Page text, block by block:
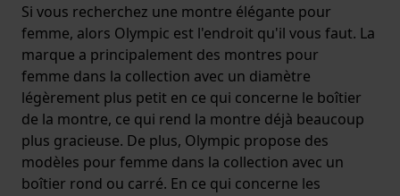
Si vous recherchez une montre élégante pour
femme, alors Olympic est l'endroit qu'il vous faut. La
marque a principalement des montres pour
femme dans la collection avec un diamètre
légèrement plus petit en ce qui concerne le boîtier
de la montre, ce qui rend la montre déjà beaucoup
plus gracieuse. De plus, Olympic propose des
modèles pour femme dans la collection avec un
boîtier rond ou carré. En ce qui concerne les